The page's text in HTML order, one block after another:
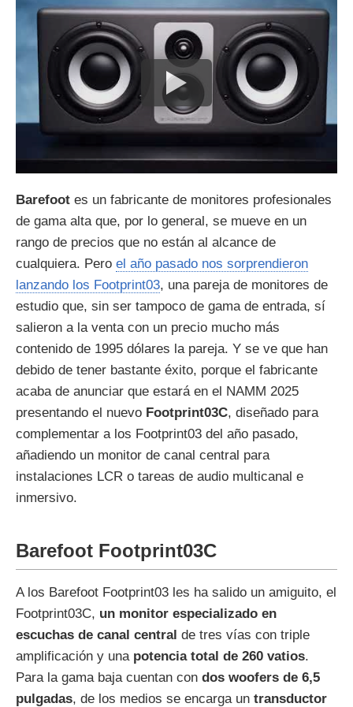
Barefoot es un fabricante de monitores profesionales
de gama alta que, por lo general, se mueve en un
rango de precios que no están al alcance de
cualquiera. Pero el año pasado nos sorprendieron
lanzando los Footprint03, una pareja de monitores de
estudio que, sin ser tampoco de gama de entrada, sí
salieron a la venta con un precio mucho más
contenido de 1995 dólares la pareja. Y se ve que han
debido de tener bastante éxito, porque el fabricante
acaba de anunciar que estará en el NAMM 2025
presentando el nuevo Footprint03C, diseñado para
complementar a los Footprint03 del año pasado,
añadiendo un monitor de canal central para
instalaciones LCR o tareas de audio multicanal e
inmersivo.
Barefoot Footprint03C
A los Barefoot Footprint03 les ha salido un amiguito, el
Footprint03C, un monitor especializado en
escuchas de canal central de tres vías con triple
amplificación y una potencia total de 260 vatios.
Para la gama baja cuentan con dos woofers de 6,5
pulgadas, de los medios se encarga un transductor